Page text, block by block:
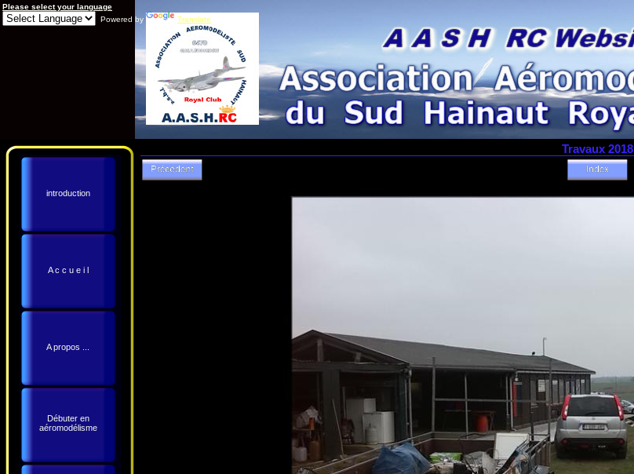
Please select your language
Powered by
Translate
introduction
A c c u e i l
A propos ...
Débuter en
aéromodélisme
Travaux 2018